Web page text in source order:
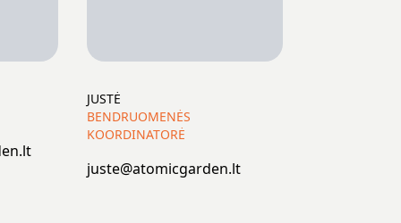
JUSTĖ
BENDRUOMENĖS
KOORDINATORĖ
juste@atomicgarden.lt